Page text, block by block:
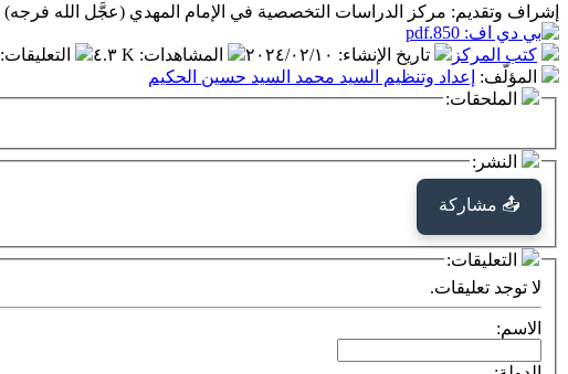
إشراف وتقديم: مركز الدراسات التخصصية في الإمام المهدي (عجَّل الله فرجه)
كتب المركز تاريخ الإنشاء: ٢٠٢٤/٠٢/١٠ المشاهدات: ٤.٣ K التعليقات:
المؤلّف:
إعداد وتنظيم السيد محمد السيد حسين الحكيم
الملحقات:
النشر:
📤 مشاركة
التعليقات:
لا توجد تعليقات.
الاسم: